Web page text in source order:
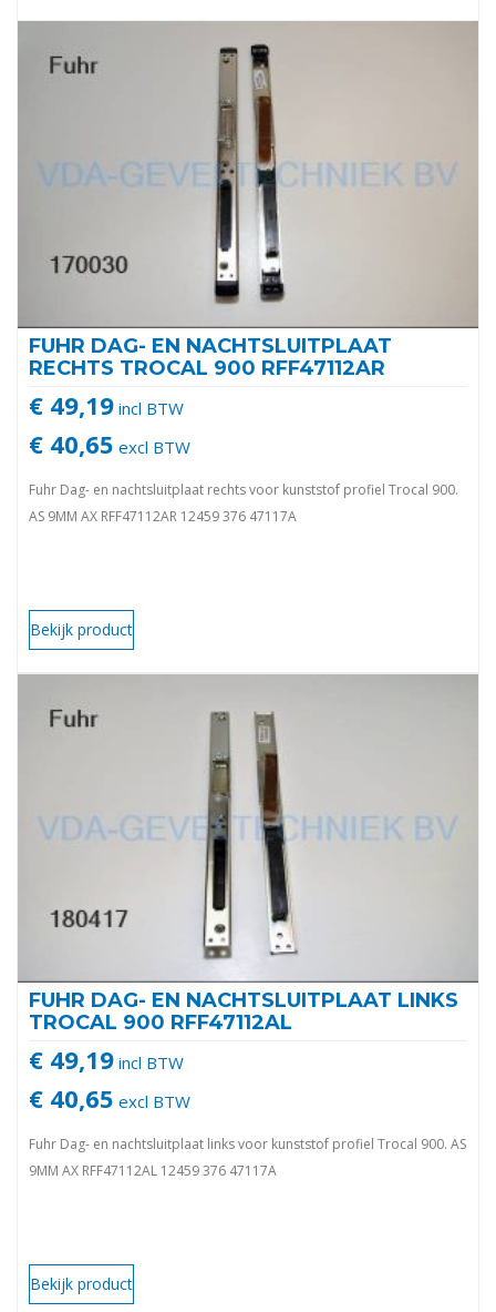
FUHR DAG- EN NACHTSLUITPLAAT
RECHTS TROCAL 900 RFF47112AR
€ 49,19 incl BTW
€ 40,65 excl BTW
Fuhr Dag- en nachtsluitplaat rechts voor kunststof profiel Trocal 900.
AS 9MM AX RFF47112AR 12459 376 47117A
Bekijk product
FUHR DAG- EN NACHTSLUITPLAAT LINKS
TROCAL 900 RFF47112AL
€ 49,19 incl BTW
€ 40,65 excl BTW
Fuhr Dag- en nachtsluitplaat links voor kunststof profiel Trocal 900. AS
9MM AX RFF47112AL 12459 376 47117A
Bekijk product